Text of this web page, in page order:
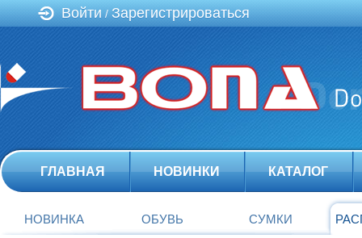
Войти / Зарегистрироваться
ГЛАВНАЯ НОВИНКИ КАТАЛОГ
НОВИНКА ОБУВЬ СУМКИ